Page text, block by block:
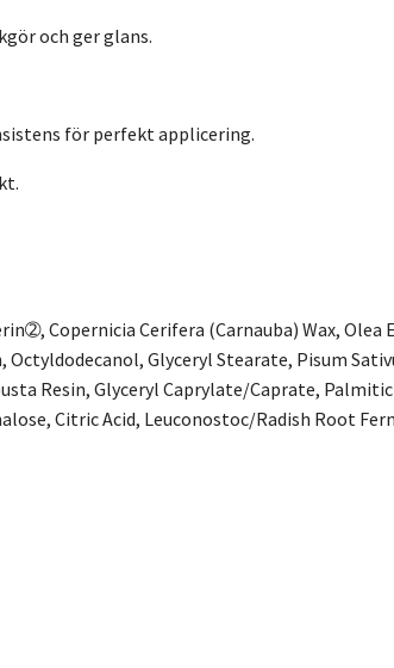
och ger glans.
för perfekt applicering.
Copernicia Cerifera (Carnauba) Wax, Olea
Glyceryl Stearate, Pisum
Resin, Glyceryl Caprylate/Caprate,
Citric Acid, Leuconostoc/Radish Root